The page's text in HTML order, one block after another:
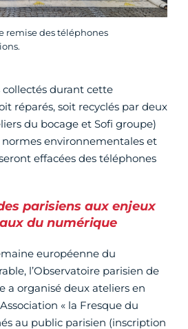
remise des téléphones
collectés durant cette
réparés, soit recyclés par deux
du bocage et Sofi groupe)
environnementales et
effacées des téléphones
parisiens aux enjeux
du numérique
européenne du
l’Observatoire parisien de
a organisé deux ateliers en
« la Fresque du
au public parisien (inscription